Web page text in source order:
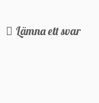
Lämna ett svar